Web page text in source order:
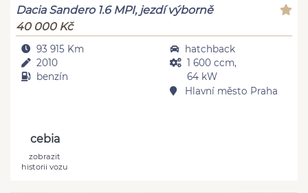
Dacia Sandero 1.6 MPI, jezdí výborně
40 000 Kč
93 915 Km
2010
benzín
hatchback
1 600 ccm,
64 kW
Hlavní město Praha
cebia
zobrazit
historii vozu